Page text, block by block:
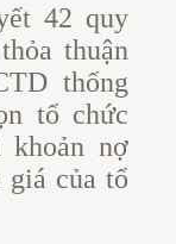
42 quy
thuận
thống
tổ chức
khoản nợ
của tổ